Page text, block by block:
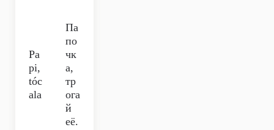
Pa
pi,
tóc
ala
Па
по
чк
а,
тр
ога
й
её.